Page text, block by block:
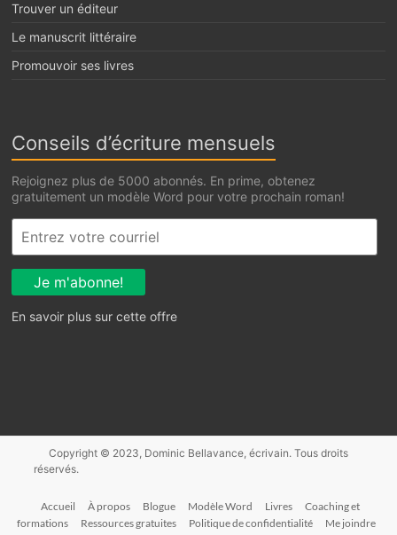
Trouver un éditeur
Le manuscrit littéraire
Promouvoir ses livres
Conseils d’écriture mensuels
Rejoignez plus de 5000 abonnés. En prime, obtenez
gratuitement un modèle Word pour votre prochain roman!
En savoir plus sur cette offre
Accueil À propos Blogue Modèle Word Livres
Coaching et
formations
Ressources gratuites Politique de confidentialité Me joindre